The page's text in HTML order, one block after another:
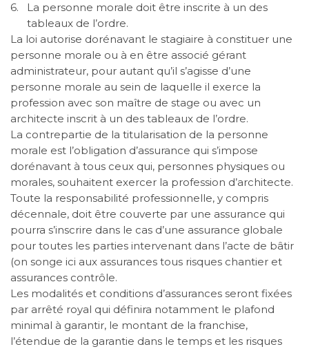
6.
La personne morale doit être inscrite à un des
tableaux de l’ordre.
La loi autorise dorénavant le stagiaire à constituer une
personne morale ou à en être associé gérant
administrateur, pour autant qu’il s’agisse d’une
personne morale au sein de laquelle il exerce la
profession avec son maître de stage ou avec un
architecte inscrit à un des tableaux de l’ordre.
La contrepartie de la titularisation de la personne
morale est l’obligation d’assurance qui s’impose
dorénavant à tous ceux qui, personnes physiques ou
morales, souhaitent exercer la profession d’architecte.
Toute la responsabilité professionnelle, y compris
décennale, doit être couverte par une assurance qui
pourra s’inscrire dans le cas d’une assurance globale
pour toutes les parties intervenant dans l’acte de bâtir
(on songe ici aux assurances tous risques chantier et
assurances contrôle.
Les modalités et conditions d’assurances seront fixées
par arrêté royal qui définira notamment le plafond
minimal à garantir, le montant de la franchise,
l’étendue de la garantie dans le temps et les risques